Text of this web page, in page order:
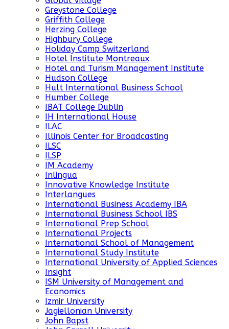
Greystone College
Griffith College
Herzing College
Highbury College
Holiday Camp Switzerland
Hotel Institute Montreaux
Hotel and Turism Management Institute
Hudson College
Hult International Business School
Humber College
IBAT College Dublin
IH International House
ILAC
Illinois Center for Broadcasting
ILSC
ILSP
IM Academy
Inlingua
Innovative Knowledge Institute
Interlangues
International Business Academy IBA
International Business School IBS
International Prep School
International Projects
International School of Management
International Study Institute
International University of Applied Sciences
Insight
ISM University of Management and
Economics
Izmir University
Jagiellonian University
John Bapst